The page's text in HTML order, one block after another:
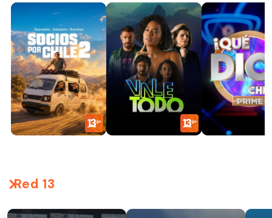
Red 13